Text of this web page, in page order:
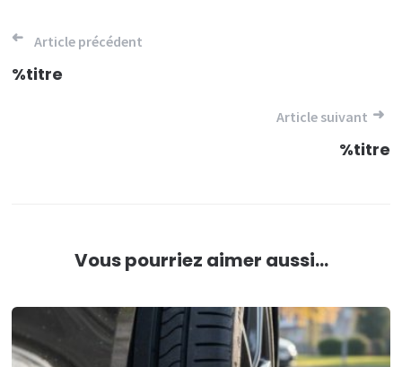
Navigation
de
Article précédent
%titre
Article suivant
%titre
Vous pourriez aimer aussi...